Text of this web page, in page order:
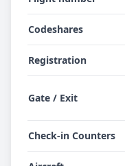
Codeshares
Registration
Gate / Exit
Check-in Counters